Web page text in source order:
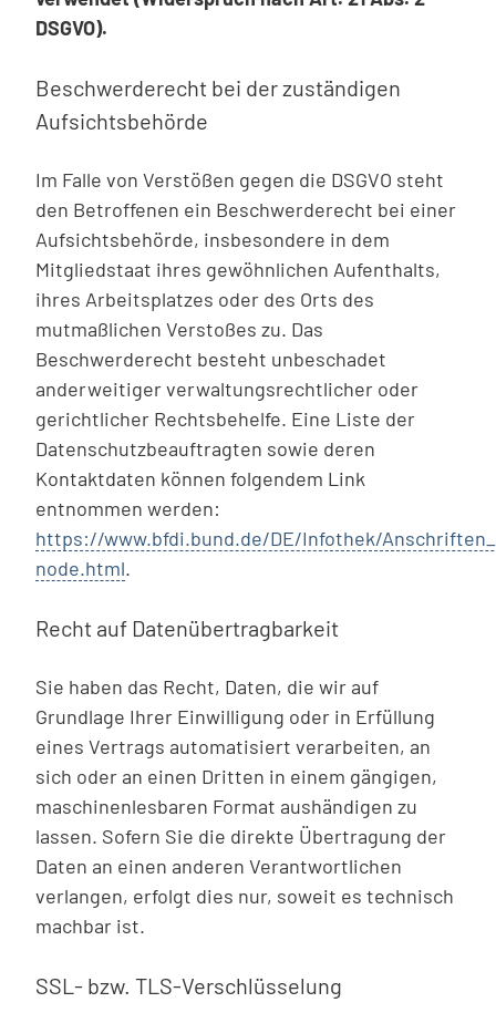
DSGVO).
Beschwerderecht bei der zuständigen
Aufsichtsbehörde
Im Falle von Verstößen gegen die DSGVO steht
den Betroffenen ein Beschwerderecht bei einer
Aufsichtsbehörde, insbesondere in dem
Mitgliedstaat ihres gewöhnlichen Aufenthalts,
ihres Arbeitsplatzes oder des Orts des
mutmaßlichen Verstoßes zu. Das
Beschwerderecht besteht unbeschadet
anderweitiger verwaltungsrechtlicher oder
gerichtlicher Rechtsbehelfe. Eine Liste der
Datenschutzbeauftragten sowie deren
Kontaktdaten können folgendem Link
entnommen werden:
https://www.bfdi.bund.de/DE/Infothek/
node.html.
Recht auf Datenübertragbarkeit
Sie haben das Recht, Daten, die wir auf
Grundlage Ihrer Einwilligung oder in Erfüllung
eines Vertrags automatisiert verarbeiten, an
sich oder an einen Dritten in einem gängigen,
maschinenlesbaren Format aushändigen zu
lassen. Sofern Sie die direkte Übertragung der
Daten an einen anderen Verantwortlichen
verlangen, erfolgt dies nur, soweit es technisch
machbar ist.
SSL- bzw. TLS-Verschlüsselung